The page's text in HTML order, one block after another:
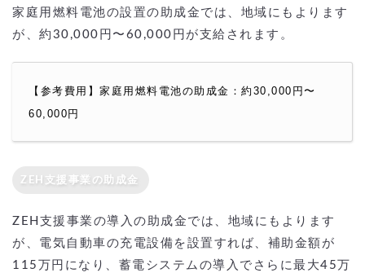
家庭用燃料電池の設置の助成金では、地域にもよります
が、約30,000円〜60,000円が支給されます。
【参考費用】家庭用燃料電池の助成金：約30,000円〜
60,000円
ZEH支援事業の助成金
ZEH支援事業の導入の助成金では、地域にもよります
が、電気自動車の充電設備を設置すれば、補助金額が
115万円になり、蓄電システムの導入でさらに最大45万